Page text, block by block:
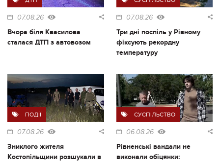
07.08.26
Вчора біля Квасилова
сталася ДТП з автовозом
07.08.26
Три дні поспіль у Рівному
фіксують рекордну
температуру
ПОДІЇ
07.08.26
Зниклого жителя
Костопільщини розшукали в
СУСПІЛЬСТВО
06.08.26
Рівненські вандали не
виконали обіцянки: